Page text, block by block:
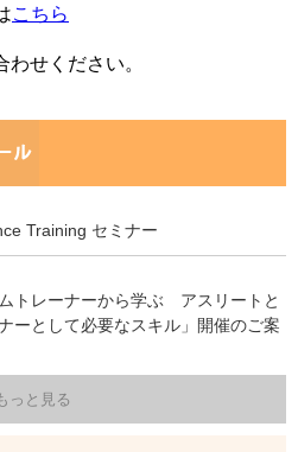
こちら
せください。
Training セミナー
トレーナーから学ぶ アスリートと
ーとして必要なスキル」開催のご案
っと見る